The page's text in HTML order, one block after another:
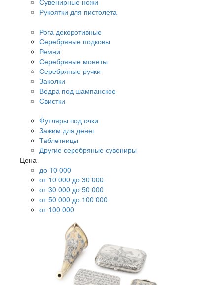
Сувенирные ножи
Рукоятки для пистолета
Рога декоротивные
Серебряные подковы
Ремни
Серебряные монеты
Серебряные ручки
Заколки
Ведра под шампанское
Свистки
Футляры под очки
Зажим для денег
Таблетницы
Другие серебряные сувениры
Цена
до 10 000
от 10 000 до 30 000
от 30 000 до 50 000
от 50 000 до 100 000
от 100 000